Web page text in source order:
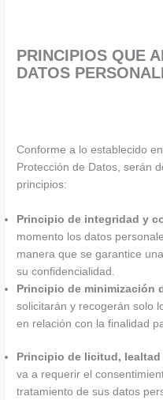
PRINCIPIOS QUE
DATOS
Conforme a lo establecido
Protección de Datos, serán
principios:
Principio de integridad y
momento los datos
manera que se garantice
su confidencialidad.
Principio de minimización
solicitarán y recogerán solo
en relación con la finalidad
Principio de licitud,
va a requerir el
tratamiento de sus datos